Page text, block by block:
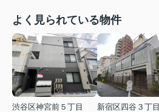
よく見られている物件
渋谷区神宮前５丁目
新宿区四谷３丁目